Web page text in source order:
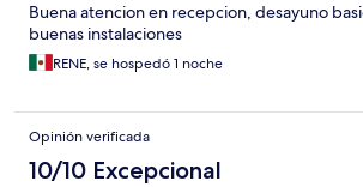
Buena atencion en recepcion, desayuno
buenas instalaciones
RENE, se hospedó 1 noche
Opinión verificada
10/10 Excepcional